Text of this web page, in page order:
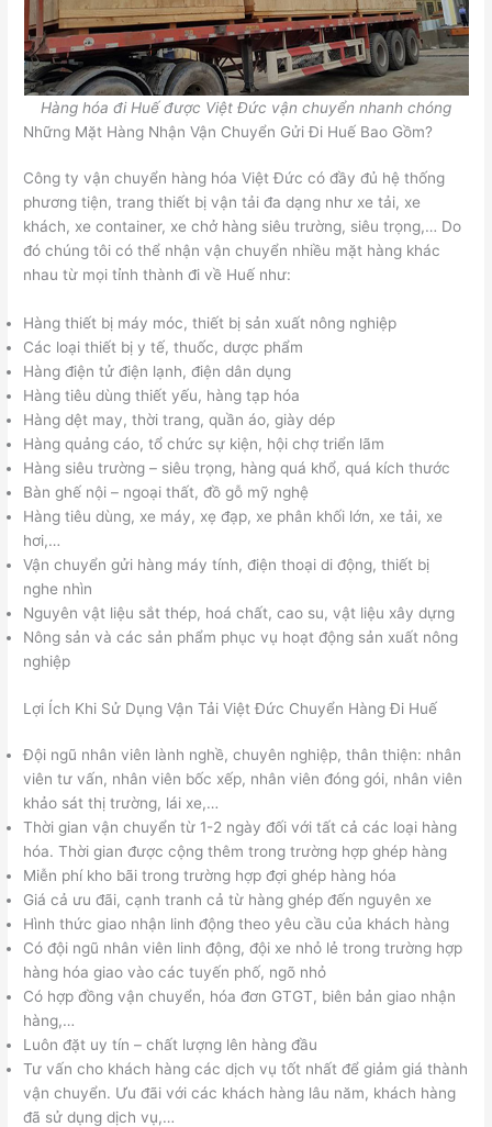
Hàng hóa đi Huế được Việt Đức vận chuyển nhanh chóng
Những Mặt Hàng Nhận Vận Chuyển Gửi Đi Huế Bao Gồm?
Công ty vận chuyển hàng hóa Việt Đức có đầy đủ hệ thống
phương tiện, trang thiết bị vận tải đa dạng như xe tải, xe
khách, xe container, xe chở hàng siêu trường, siêu trọng,… Do
đó chúng tôi có thể nhận vận chuyển nhiều mặt hàng khác
nhau từ mọi tỉnh thành đi về Huế như:
Hàng thiết bị máy móc, thiết bị sản xuất nông nghiệp
Các loại thiết bị y tế, thuốc, dược phẩm
Hàng điện tử điện lạnh, điện dân dụng
Hàng tiêu dùng thiết yếu, hàng tạp hóa
Hàng dệt may, thời trang, quần áo, giày dép
Hàng quảng cáo, tổ chức sự kiện, hội chợ triển lãm
Hàng siêu trường – siêu trọng, hàng quá khổ, quá kích thước
Bàn ghế nội – ngoại thất, đồ gỗ mỹ nghệ
Hàng tiêu dùng, xe máy, xẹ đạp, xe phân khối lớn, xe tải, xe
hơi,…
Vận chuyển gửi hàng máy tính, điện thoại di động, thiết bị
nghe nhìn
Nguyên vật liệu sắt thép, hoá chất, cao su, vật liệu xây dựng
Nông sản và các sản phẩm phục vụ hoạt động sản xuất nông
nghiệp
Lợi Ích Khi Sử Dụng Vận Tải Việt Đức Chuyển Hàng Đi Huế
Đội ngũ nhân viên lành nghề, chuyên nghiệp, thân thiện: nhân
viên tư vấn, nhân viên bốc xếp, nhân viên đóng gói, nhân viên
khảo sát thị trường, lái xe,…
Thời gian vận chuyển từ 1-2 ngày đối với tất cả các loại hàng
hóa. Thời gian được cộng thêm trong trường hợp ghép hàng
Miễn phí kho bãi trong trường hợp đợi ghép hàng hóa
Giá cả ưu đãi, cạnh tranh cả từ hàng ghép đến nguyên xe
Hình thức giao nhận linh động theo yêu cầu của khách hàng
Có đội ngũ nhân viên linh động, đội xe nhỏ lẻ trong trường hợp
hàng hóa giao vào các tuyến phố, ngõ nhỏ
Có hợp đồng vận chuyển, hóa đơn GTGT, biên bản giao nhận
hàng,…
Luôn đặt uy tín – chất lượng lên hàng đầu
Tư vấn cho khách hàng các dịch vụ tốt nhất để giảm giá thành
vận chuyển. Ưu đãi với các khách hàng lâu năm, khách hàng
đã sử dụng dịch vụ,…